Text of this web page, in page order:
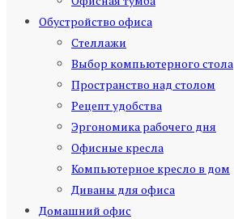
Обустройство офиса
Стеллажи
Выбор компьютерного стола
Пространство над столом
Рецепт удобства
Эргономика рабочего дня
Офисные кресла
Компьютерное кресло в дом
Диваны для офиса
Домашний офис